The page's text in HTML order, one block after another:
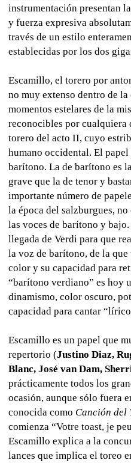
instrumentación presentan
y fuerza expresiva
través de un estilo
establecidas por los dos
Escamillo, el torero por
no muy extenso dentro de
momentos estelares de la
reconocibles por cualquiera
torero del acto II, cuyo
humano occidental. El
barítono. La de barítono es
grave que la de tenor y
importante número de
la época del salzburgues,
las voces de barítono y
llegada de Verdi para que
la voz de barítono, de la
color y su capacidad para
“barítono verdiano” es hoy
dinamismo, color oscuro,
capacidad para cantar
Escamillo es un papel que
repertorio (Justino Diaz,
Blanc, José van Dam,
prácticamente todos los
ocasión, aunque sólo fuera
conocida como Canción del
comienza “Votre toast, je
Escamillo explica a la
lances que implica el toreo